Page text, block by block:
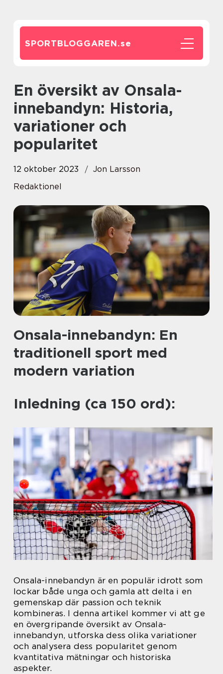
SPORTBLOGGAREN.se
En översikt av Onsala-
innebandyn: Historia,
variationer och
popularitet
12 oktober 2023
Jon Larsson
Redaktionel
Onsala-innebandyn: En
traditionell sport med
modern variation
Inledning (ca 150 ord):
Onsala-innebandyn är en populär idrott som
lockar både unga och gamla att delta i en
gemenskap där passion och teknik
kombineras. I denna artikel kommer vi att ge
en övergripande översikt av Onsala-
innebandyn, utforska dess olika variationer
och analysera dess popularitet genom
kvantitativa mätningar och historiska
aspekter.